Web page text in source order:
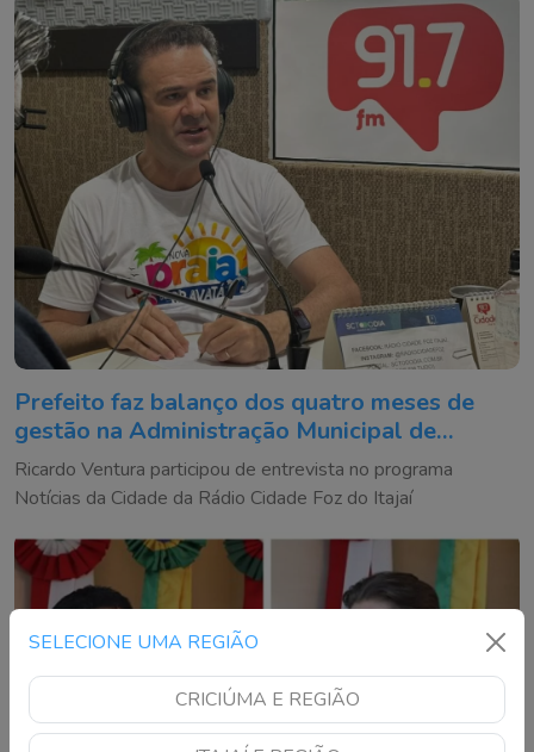
SELECIONE UMA REGIÃO
CRICIÚMA E REGIÃO
Prefeito faz balanço dos quatro meses de
gestão na Administração Municipal de
Navegantes
Ricardo Ventura participou de entrevista no programa
Notícias da Cidade da Rádio Cidade Foz do Itajaí